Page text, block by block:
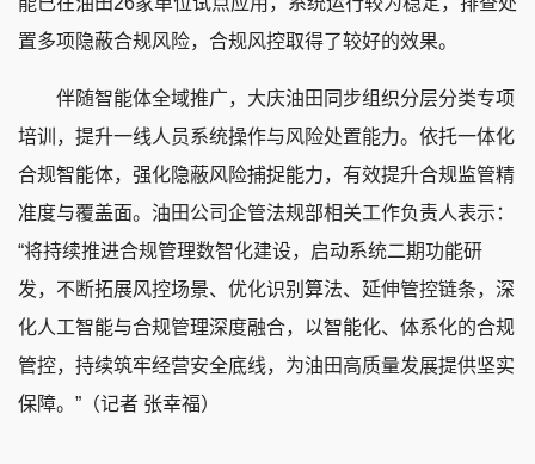
置多项隐蔽合规风险，合规风控取得了较好的效果。
伴随智能体全域推广，大庆油田同步组织分层分类专项
培训，提升一线人员系统操作与风险处置能力。依托一体化
合规智能体，强化隐蔽风险捕捉能力，有效提升合规监管精
准度与覆盖面。油田公司企管法规部相关工作负责人表示：
“将持续推进合规管理数智化建设，启动系统二期功能研
发，不断拓展风控场景、优化识别算法、延伸管控链条，深
化人工智能与合规管理深度融合，以智能化、体系化的合规
管控，持续筑牢经营安全底线，为油田高质量发展提供坚实
保障。”（记者 张幸福）